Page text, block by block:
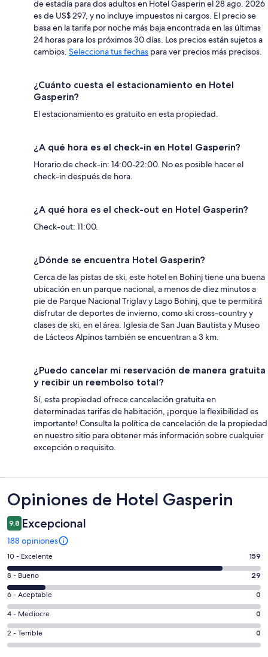
de estadía para dos adultos en Hotel Gasperin el 28 ago. 2026
es de US$ 297, y no incluye impuestos ni cargos. El precio se
basa en la tarifa por noche más baja encontrada en las últimas
24 horas para los próximos 30 días. Los precios están sujetos a
cambios. Selecciona tus fechas para ver precios más precisos.
¿Cuánto cuesta el estacionamiento en Hotel
Gasperin?
El estacionamiento es gratuito en esta propiedad.
¿A qué hora es el check-in en Hotel Gasperin?
Horario de check-in: 14:00-22:00. No es posible hacer el
check-in después de hora.
¿A qué hora es el check-out en Hotel Gasperin?
Check-out: 11:00.
¿Dónde se encuentra Hotel Gasperin?
Cerca de las pistas de ski, este hotel en Bohinj tiene una buena
ubicación en un parque nacional, a menos de diez minutos a
pie de Parque Nacional Triglav y Lago Bohinj, que te permitirá
disfrutar de deportes de invierno, como ski cross-country y
clases de ski, en el área. Iglesia de San Juan Bautista y Museo
de Lácteos Alpinos también se encuentran a 3 km.
¿Puedo cancelar mi reservación de manera gratuita
y recibir un reembolso total?
Sí, esta propiedad ofrece cancelación gratuita en
determinadas tarifas de habitación, ¡porque la flexibilidad es
importante! Consulta la política de cancelación de la propiedad
en nuestro sitio para obtener más información sobre cualquier
excepción o requisito.
Opiniones
Opiniones de Hotel Gasperin
9,8 Excepcional
188 opiniones
Evaluación:
10
-
Excelente.
159
de
188
opiniones
10 - Excelente 159
Evaluación:
8
-
Bueno.
29
de
8 - Bueno 29
Evaluación:
6
-
Aceptable.
0
6 - Aceptable 0
Evaluación:
4
-
4 - Mediocre 0
Evaluación:
2
2 - Terrible 0